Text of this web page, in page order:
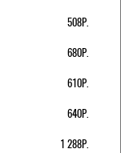
508Р.
680Р.
610Р.
640Р.
1 288Р.